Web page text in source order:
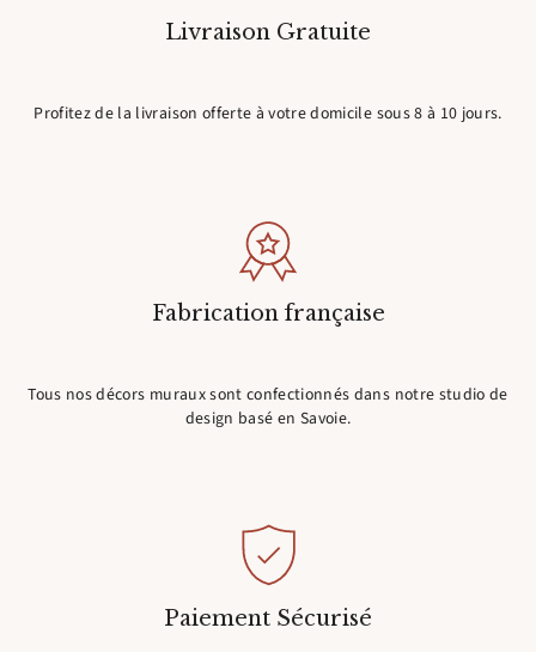
Livraison Gratuite
Profitez de la livraison offerte à votre domicile sous 8 à 10 jours.
Fabrication française
Tous nos décors muraux sont confectionnés dans notre studio de
design basé en Savoie.
Paiement Sécurisé